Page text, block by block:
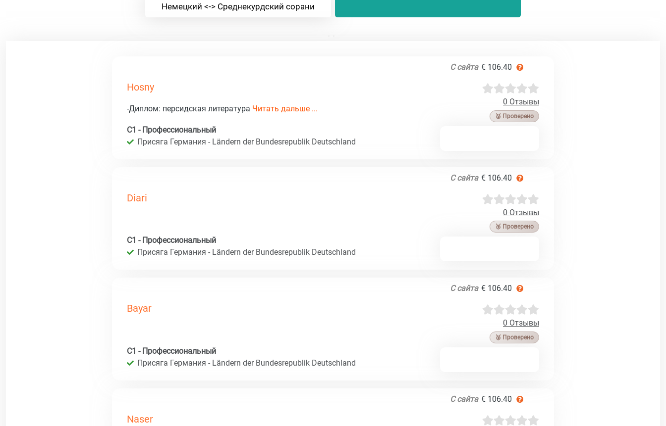
Немецкий <-> Среднекурдский сорани
С сайта € 106.40
Hosny
0 Отзывы
🥉 Проверено
-Диплом: персидская литература Читать дальше ...
C1 - Профессиональный
Присяга Германия - Ländern der Bundesrepublik Deutschland
С сайта € 106.40
Diari
0 Отзывы
🥉 Проверено
C1 - Профессиональный
Присяга Германия - Ländern der Bundesrepublik Deutschland
С сайта € 106.40
Bayar
0 Отзывы
🥉 Проверено
C1 - Профессиональный
Присяга Германия - Ländern der Bundesrepublik Deutschland
С сайта € 106.40
Naser